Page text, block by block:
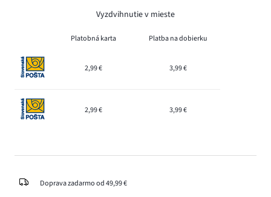
Vyzdvihnutie v mieste
Platobná karta Platba na dobierku
2,99 € 3,99 €
2,99 € 3,99 €
Doprava zadarmo od 49,99 €